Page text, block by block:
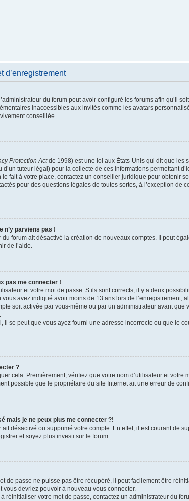
d’enregistrement
du forum peut avoir configuré les forums afin qu’il
inaccessibles aux invités comme les avatars
conseillée.
Protection Actde 1998) est une loi aux États-Unis qui dit que les
tuteur légal) pour la collecte de ces informations permettant
le fait à votre place, contactez un conseiller juridique pour obtenir
pour des questions légales de toutes sortes, à l’exception
n’y parviens pas !
du forum ait désactivé la création de nouveaux comptes. Il peut
de l’aide.
pas me connecter !
et votre mot de passe. S’ils sont corrects, il y a deux
vous avez indiqué avoir moins de 13 ans lors de
soit activée par vous-même ou par un administrateur avant
il se peut que vous ayez fourni une adresse incorrecte ou que le
?
cela. Premièrement, vérifiez que votre nom d’utilisateur et
possible que le propriétaire du site Internet ait une erreur de
mais je ne peux plus me connecter ?!
ait désactivé ou supprimé votre compte. En effet, il est courant
et soyez plus investi sur le forum.
de passe ne puisse pas être récupéré, il peut facilement être
devriez pouvoir à nouveau vous connecter.
réinitialiser votre mot de passe, contactez un administrateur du